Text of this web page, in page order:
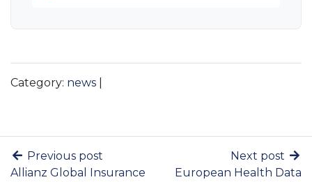
Category: news
Previous post
Allianz Global Insurance
Next post
European Health Data